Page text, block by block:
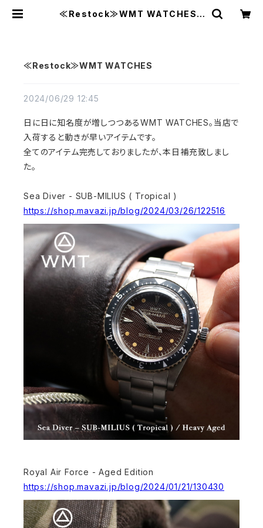
≪Restock≫WMT WATCHES |
≪Restock≫WMT WATCHES
2024/06/29 12:45
日に日に知名度が増しつつあるWMT WATCHES。当店で
入荷すると動きが早いアイテムです。
全てのアイテム完売しておりましたが、本日補充致しまし
た。
Sea Diver - SUB-MILIUS ( Tropical )
https://shop.mavazi.jp/blog/2024/03/26/122516
Royal Air Force - Aged Edition
https://shop.mavazi.jp/blog/2024/01/21/130430